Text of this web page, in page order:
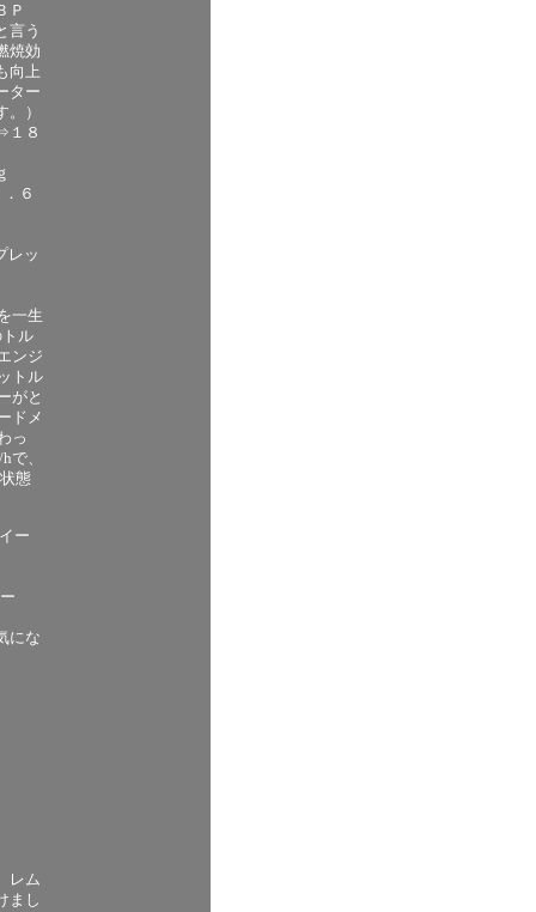
Ｐ
言う
焼効
向上
ター
）
８
６
レッ
一生
ル
ンジ
トル
がと
ドメ
っ
で、
態
ー
にな
レム
まし